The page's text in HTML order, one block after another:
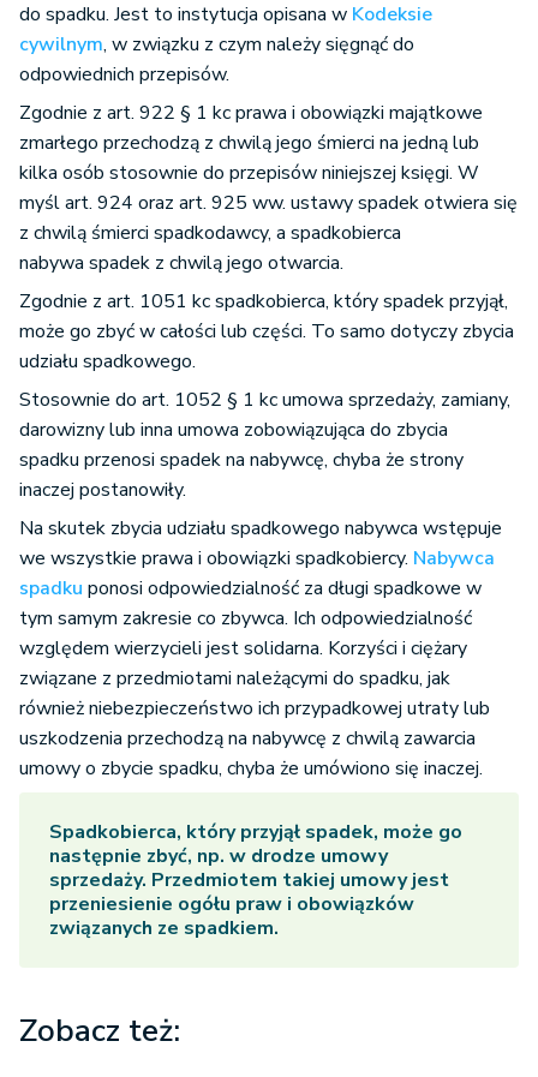
do spadku. Jest to instytucja opisana w Kodeksie
cywilnym, w związku z czym należy sięgnąć do
odpowiednich przepisów.
Zgodnie z art. 922 § 1 kc prawa i obowiązki majątkowe
zmarłego przechodzą z chwilą jego śmierci na jedną lub
kilka osób stosownie do przepisów niniejszej księgi. W
myśl art. 924 oraz art. 925 ww. ustawy spadek otwiera się
z chwilą śmierci spadkodawcy, a spadkobierca
nabywa spadek z chwilą jego otwarcia.
Zgodnie z art. 1051 kc spadkobierca, który spadek przyjął,
może go zbyć w całości lub części. To samo dotyczy zbycia
udziału spadkowego.
Stosownie do art. 1052 § 1 kc umowa sprzedaży, zamiany,
darowizny lub inna umowa zobowiązująca do zbycia
spadku przenosi spadek na nabywcę, chyba że strony
inaczej postanowiły.
Na skutek zbycia udziału spadkowego nabywca wstępuje
we wszystkie prawa i obowiązki spadkobiercy. Nabywca
spadku ponosi odpowiedzialność za długi spadkowe w
tym samym zakresie co zbywca. Ich odpowiedzialność
względem wierzycieli jest solidarna. Korzyści i ciężary
związane z przedmiotami należącymi do spadku, jak
również niebezpieczeństwo ich przypadkowej utraty lub
uszkodzenia przechodzą na nabywcę z chwilą zawarcia
umowy o zbycie spadku, chyba że umówiono się inaczej.
Spadkobierca, który przyjął spadek, może go
następnie zbyć, np. w drodze umowy
sprzedaży. Przedmiotem takiej umowy jest
przeniesienie ogółu praw i obowiązków
związanych ze spadkiem.
Zobacz też: